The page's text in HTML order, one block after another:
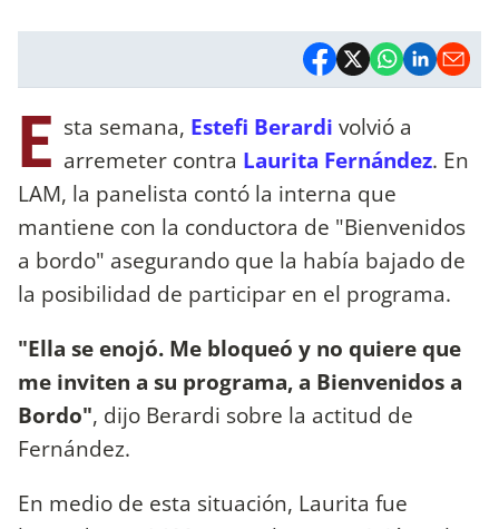
E sta semana, Estefi Berardi volvió a
arremeter contra Laurita Fernández. En
LAM, la panelista contó la interna que
mantiene con la conductora de "Bienvenidos
a bordo" asegurando que la había bajado de
la posibilidad de participar en el programa.
"Ella se enojó. Me bloqueó y no quiere que
me inviten a su programa, a Bienvenidos a
Bordo", dijo Berardi sobre la actitud de
Fernández.
En medio de esta situación, Laurita fue